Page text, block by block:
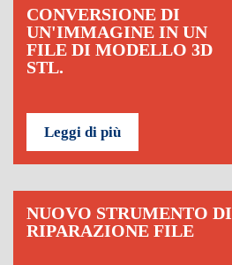
CONVERSIONE DI
UN'IMMAGINE IN UN
FILE DI MODELLO 3D
STL.
Leggi di più
NUOVO STRUMENTO DI
RIPARAZIONE FILE